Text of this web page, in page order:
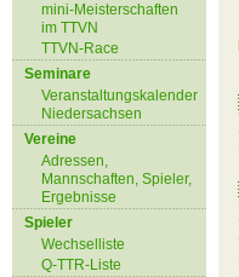
mini-Meisterschaften
im TTVN
TTVN-Race
Seminare
Veranstaltungskalender
Niedersachsen
Vereine
Adressen,
Mannschaften, Spieler,
Ergebnisse
Spieler
Wechselliste
Q-TTR-Liste